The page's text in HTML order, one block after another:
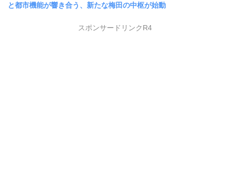
と都市機能が響き合う、新たな梅田の中枢が始動
スポンサードリンクR4